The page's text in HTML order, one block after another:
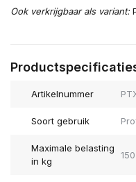
Ook verkrijgbaar als variant:
Artikelnummer
Soort gebruik
Maximale belasting
in kg
150